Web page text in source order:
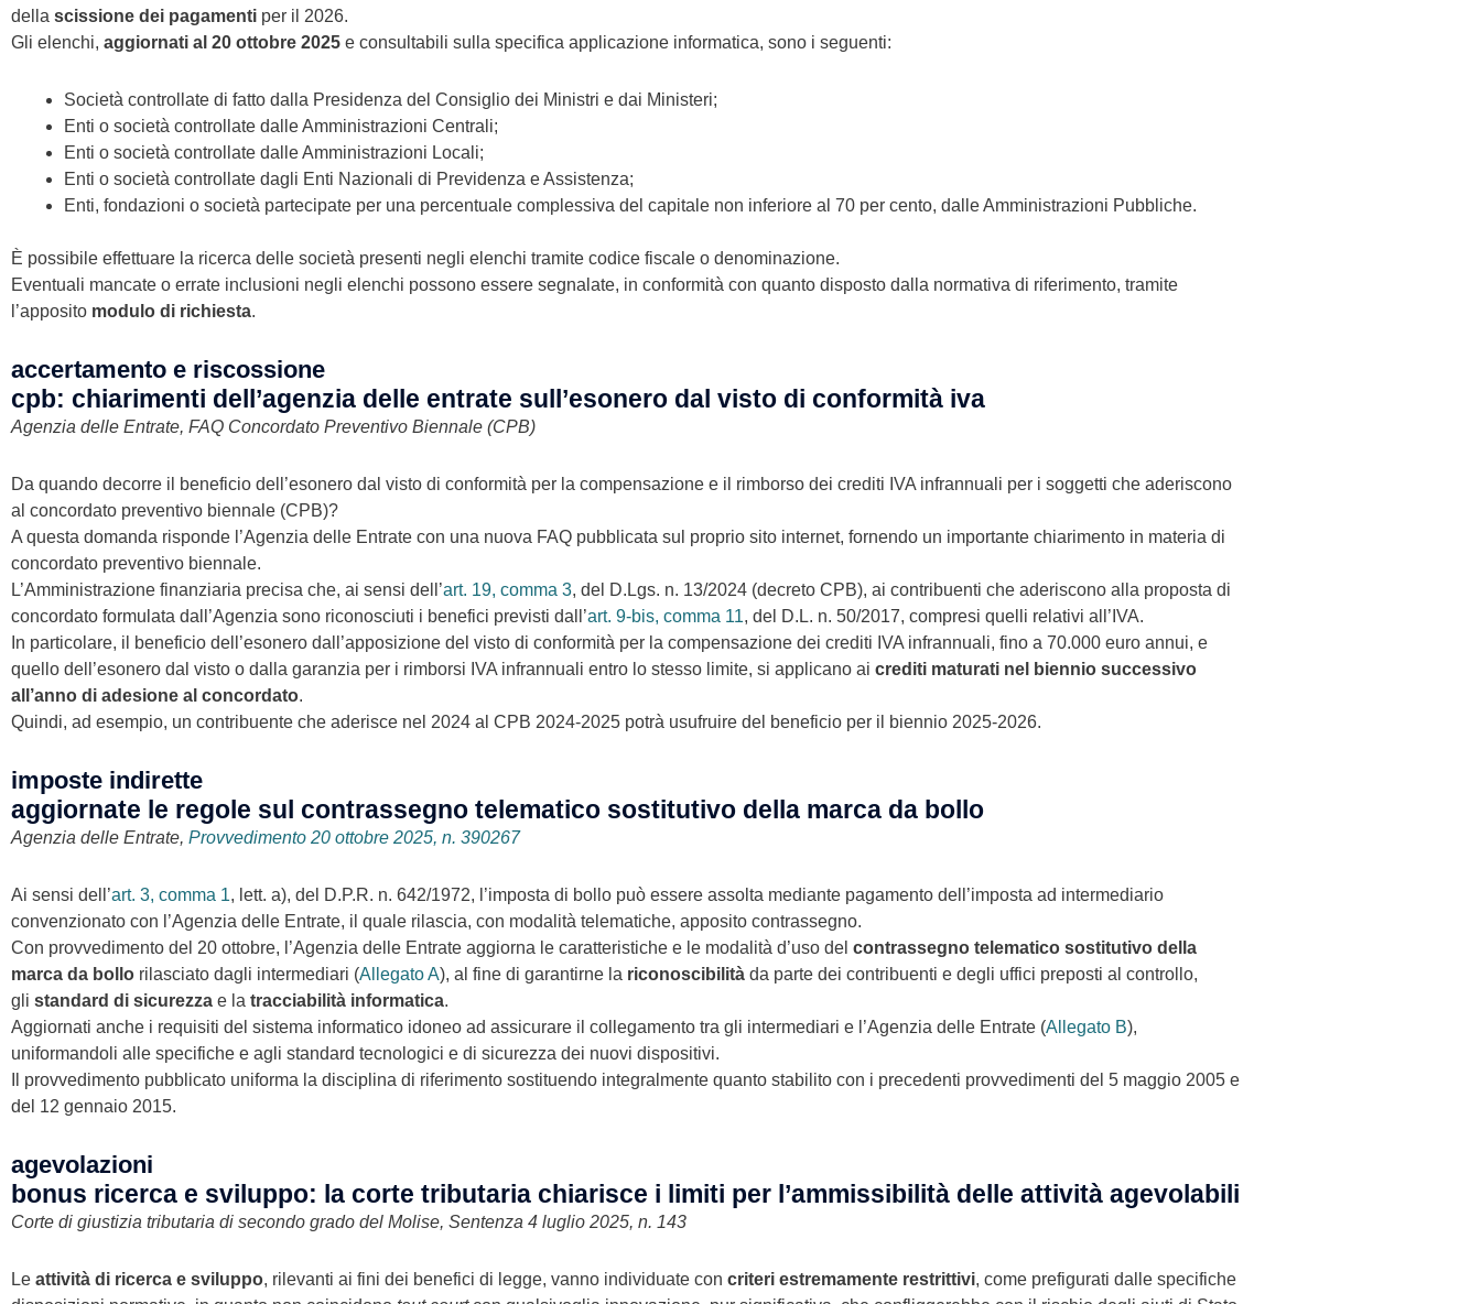
della scissione dei pagamenti per il 2026.
Gli elenchi, aggiornati al 20 ottobre 2025 e consultabili sulla specifica applicazione informatica, sono i seguenti:
Società controllate di fatto dalla Presidenza del Consiglio dei Ministri e dai Ministeri;
Enti o società controllate dalle Amministrazioni Centrali;
Enti o società controllate dalle Amministrazioni Locali;
Enti o società controllate dagli Enti Nazionali di Previdenza e Assistenza;
Enti, fondazioni o società partecipate per una percentuale complessiva del capitale non inferiore al 70 per cento, dalle Amministrazioni Pubbliche.
È possibile effettuare la ricerca delle società presenti negli elenchi tramite codice fiscale o denominazione.
Eventuali mancate o errate inclusioni negli elenchi possono essere segnalate, in conformità con quanto disposto dalla normativa di riferimento, tramite
l’apposito modulo di richiesta.
accertamento e riscossione
cpb: chiarimenti dell’agenzia delle entrate sull’esonero dal visto di conformità iva
Agenzia delle Entrate, FAQ Concordato Preventivo Biennale (CPB)
Da quando decorre il beneficio dell’esonero dal visto di conformità per la compensazione e il rimborso dei crediti IVA infrannuali per i soggetti che aderiscono
al concordato preventivo biennale (CPB)?
A questa domanda risponde l’Agenzia delle Entrate con una nuova FAQ pubblicata sul proprio sito internet, fornendo un importante chiarimento in materia di
concordato preventivo biennale.
L’Amministrazione finanziaria precisa che, ai sensi dell’art. 19, comma 3, del D.Lgs. n. 13/2024 (decreto CPB), ai contribuenti che aderiscono alla proposta di
concordato formulata dall’Agenzia sono riconosciuti i benefici previsti dall’art. 9-bis, comma 11, del D.L. n. 50/2017, compresi quelli relativi all’IVA.
In particolare, il beneficio dell’esonero dall’apposizione del visto di conformità per la compensazione dei crediti IVA infrannuali, fino a 70.000 euro annui, e
quello dell’esonero dal visto o dalla garanzia per i rimborsi IVA infrannuali entro lo stesso limite, si applicano ai crediti maturati nel biennio successivo
all’anno di adesione al concordato.
Quindi, ad esempio, un contribuente che aderisce nel 2024 al CPB 2024-2025 potrà usufruire del beneficio per il biennio 2025-2026.
imposte indirette
aggiornate le regole sul contrassegno telematico sostitutivo della marca da bollo
Agenzia delle Entrate, Provvedimento 20 ottobre 2025, n. 390267
Ai sensi dell’art. 3, comma 1, lett. a), del D.P.R. n. 642/1972, l’imposta di bollo può essere assolta mediante pagamento dell’imposta ad intermediario
convenzionato con l’Agenzia delle Entrate, il quale rilascia, con modalità telematiche, apposito contrassegno.
Con provvedimento del 20 ottobre, l’Agenzia delle Entrate aggiorna le caratteristiche e le modalità d’uso del contrassegno telematico sostitutivo della
marca da bollo rilasciato dagli intermediari (Allegato A), al fine di garantirne la riconoscibilità da parte dei contribuenti e degli uffici preposti al controllo,
gli standard di sicurezza e la tracciabilità informatica.
Aggiornati anche i requisiti del sistema informatico idoneo ad assicurare il collegamento tra gli intermediari e l’Agenzia delle Entrate (Allegato B),
uniformandoli alle specifiche e agli standard tecnologici e di sicurezza dei nuovi dispositivi.
Il provvedimento pubblicato uniforma la disciplina di riferimento sostituendo integralmente quanto stabilito con i precedenti provvedimenti del 5 maggio 2005 e
del 12 gennaio 2015.
agevolazioni
bonus ricerca e sviluppo: la corte tributaria chiarisce i limiti per l’ammissibilità delle attività agevolabili
Corte di giustizia tributaria di secondo grado del Molise, Sentenza 4 luglio 2025, n. 143
Le attività di ricerca e sviluppo, rilevanti ai fini dei benefici di legge, vanno individuate con criteri estremamente restrittivi, come prefigurati dalle specifiche